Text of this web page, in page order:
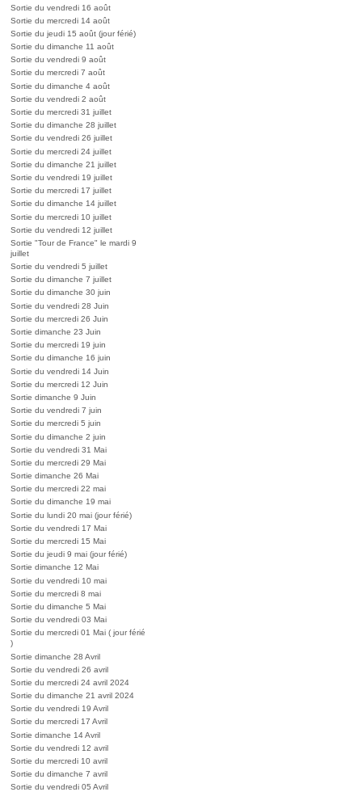
Sortie du vendredi 16 août
Sortie du mercredi 14 août
Sortie du jeudi 15 août (jour férié)
Sortie du dimanche 11 août
Sortie du vendredi 9 août
Sortie du mercredi 7 août
Sortie du dimanche 4 août
Sortie du vendredi 2 août
Sortie du mercredi 31 juillet
Sortie du dimanche 28 juillet
Sortie du vendredi 26 juillet
Sortie du mercredi 24 juillet
Sortie du dimanche 21 juillet
Sortie du vendredi 19 juillet
Sortie du mercredi 17 juillet
Sortie du dimanche 14 juillet
Sortie du mercredi 10 juillet
Sortie du vendredi 12 juillet
Sortie "Tour de France" le mardi 9
juillet
Sortie du vendredi 5 juillet
Sortie du dimanche 7 juillet
Sortie du dimanche 30 juin
Sortie du vendredi 28 Juin
Sortie du mercredi 26 Juin
Sortie dimanche 23 Juin
Sortie du mercredi 19 juin
Sortie du dimanche 16 juin
Sortie du vendredi 14 Juin
Sortie du mercredi 12 Juin
Sortie dimanche 9 Juin
Sortie du vendredi 7 juin
Sortie du mercredi 5 juin
Sortie du dimanche 2 juin
Sortie du vendredi 31 Mai
Sortie du mercredi 29 Mai
Sortie dimanche 26 Mai
Sortie du mercredi 22 mai
Sortie du dimanche 19 mai
Sortie du lundi 20 mai (jour férié)
Sortie du vendredi 17 Mai
Sortie du mercredi 15 Mai
Sortie du jeudi 9 mai (jour férié)
Sortie dimanche 12 Mai
Sortie du vendredi 10 mai
Sortie du mercredi 8 mai
Sortie du dimanche 5 Mai
Sortie du vendredi 03 Mai
Sortie du mercredi 01 Mai ( jour férié
)
Sortie dimanche 28 Avril
Sortie du vendredi 26 avril
Sortie du mercredi 24 avril 2024
Sortie du dimanche 21 avril 2024
Sortie du vendredi 19 Avril
Sortie du mercredi 17 Avril
Sortie dimanche 14 Avril
Sortie du vendredi 12 avril
Sortie du mercredi 10 avril
Sortie du dimanche 7 avril
Sortie du vendredi 05 Avril